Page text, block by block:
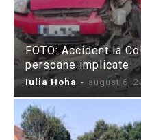
FOTO: Accident la
persoane implicate
Iulia Hoha - august 6,